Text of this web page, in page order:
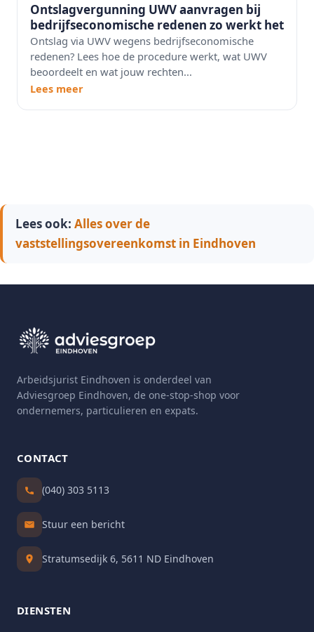
Ontslagvergunning UWV aanvragen bij
bedrijfseconomische redenen zo werkt het
Ontslag via UWV wegens bedrijfseconomische
redenen? Lees hoe de procedure werkt, wat UWV
beoordeelt en wat jouw rechten...
Lees meer
Lees ook: Alles over de
vaststellingsovereenkomst in Eindhoven
Arbeidsjurist Eindhoven is onderdeel van
Adviesgroep Eindhoven, de one-stop-shop voor
ondernemers, particulieren en expats.
CONTACT
(040) 303 5113
Stuur een bericht
Stratumsedijk 6, 5611 ND Eindhoven
DIENSTEN